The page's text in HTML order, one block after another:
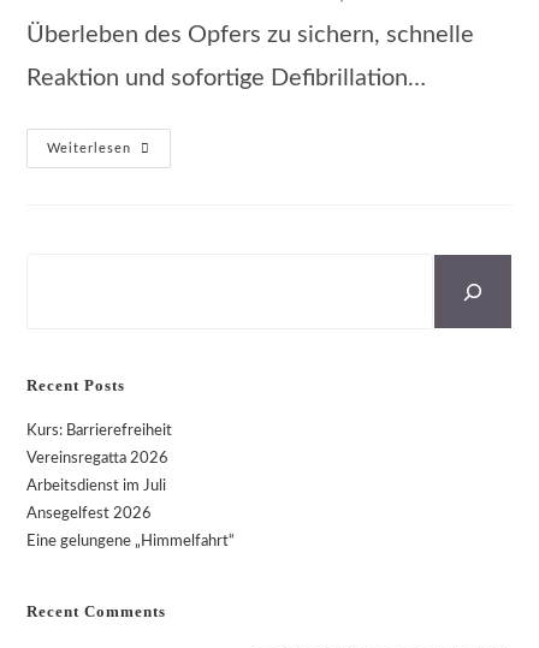
Überleben des Opfers zu sichern, schnelle
Reaktion und sofortige Defibrillation…
Weiterlesen
Automatisierter
Externer
Recent Posts
Kurs: Barrierefreiheit
Vereinsregatta 2026
Arbeitsdienst im Juli
Ansegelfest 2026
Eine gelungene „Himmelfahrt“
Recent Comments